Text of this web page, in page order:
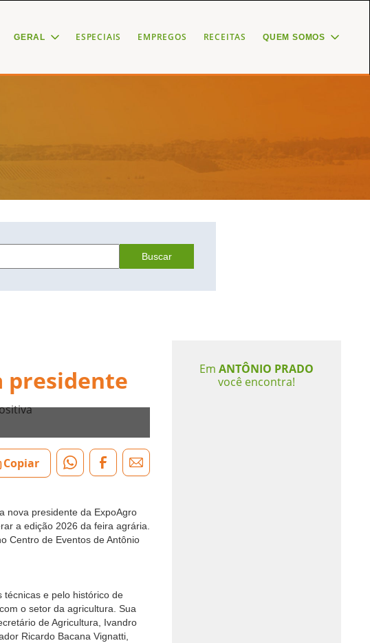
GERAL ESPECIAIS EMPREGOS RECEITAS QUEM SOMOS
Buscar
presidente
Copiar
nova presidente da ExpoAgro
a edição 2026 da feira agrária.
Centro de Eventos de Antônio
técnicas e pelo histórico de
o setor da agricultura. Sua
de Agricultura, Ivandro
Ricardo Bacana Vignatti,
EmANTÔNIO PRADO
você encontra!